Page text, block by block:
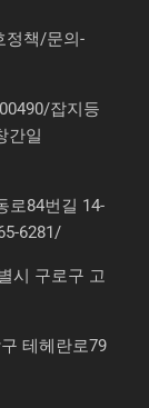
정책/문의-
잡지등
간일
로84번길 14-
6281/
시 구로구 고
테헤란로79